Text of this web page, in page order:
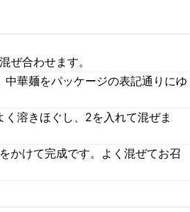
ぜ合わせます。
中華麺をパッケージの表記通りにゆ
溶きほぐし、2を入れて混ぜま
かけて完成です。よく混ぜてお召